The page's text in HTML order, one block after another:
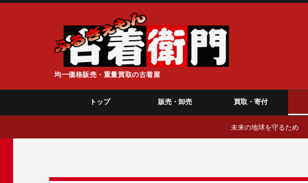
均一価格販売・重量買取の古着屋
トップ 販売・卸売 買取・寄付
未来の地球を守るため